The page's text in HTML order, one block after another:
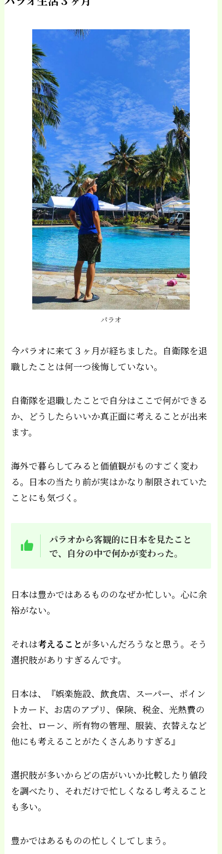
パラオ
今パラオに来て３ヶ月が経ちました。自衛隊を退
職したことは何一つ後悔していない。
自衛隊を退職したことで自分はここで何ができる
か、どうしたらいいか真正面に考えることが出来
ます。
海外で暮らしてみると価値観がものすごく変わ
る。日本の当たり前が実はかなり制限されていた
ことにも気づく。
パラオから客観的に日本を見たこと
で、自分の中で何かが変わった。
日本は豊かではあるもののなぜか忙しい。心に余
裕がない。
それは考えることが多いんだろうなと思う。そう
選択肢がありすぎるんです。
日本は、『娯楽施設、飲食店、スーパー、ポイン
トカード、お店のアプリ、保険、税金、光熱費の
会社、ローン、所有物の管理、服装、衣替えなど
他にも考えることがたくさんありすぎる』
選択肢が多いからどの店がいいか比較したり値段
を調べたり、それだけで忙しくなるし考えること
も多い。
豊かではあるものの忙しくしてしまう。